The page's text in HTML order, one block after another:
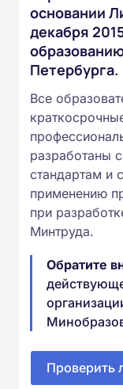
основании
декабря
Петербурга.
Все
разработаны
стандартам и
применению
при
Минтруда.
Обратите
Проверить